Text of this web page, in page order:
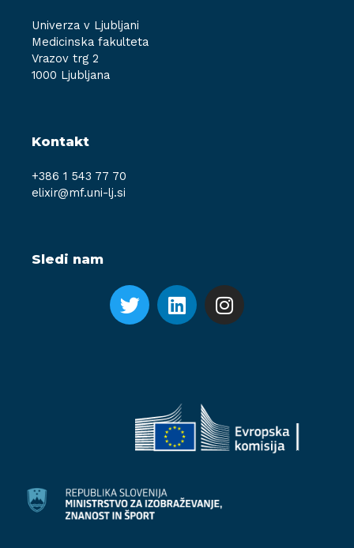
Univerza v Ljubljani
Medicinska fakulteta
Vrazov trg 2
1000 Ljubljana
Kontakt
+386 1 543 77 70
elixir@mf.uni-lj.si
Sledi nam